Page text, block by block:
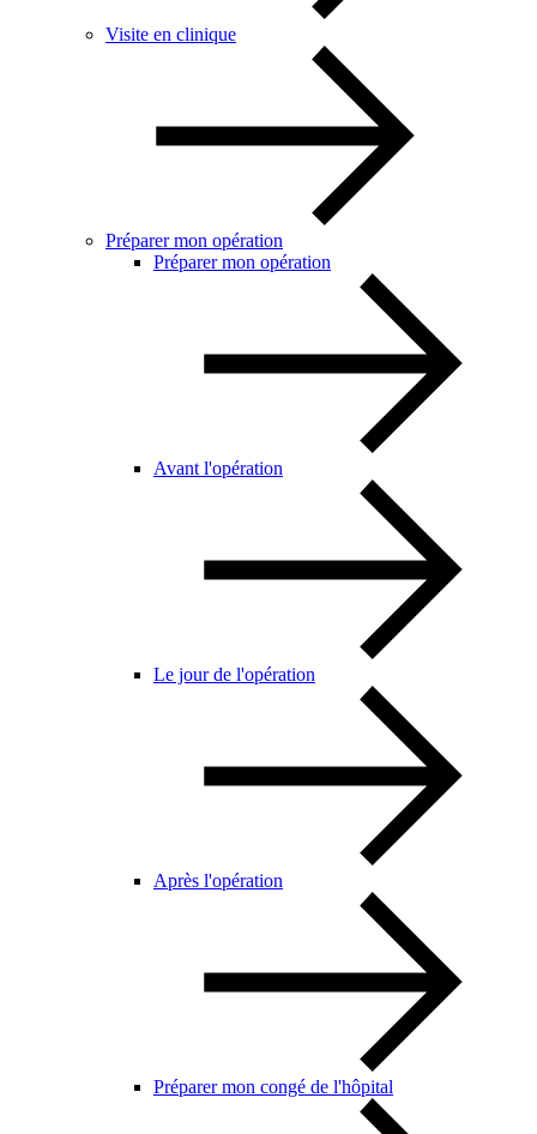
Visite en clinique
Préparer mon opération
Préparer mon opération
Avant l'opération
Le jour de l'opération
Après l'opération
Préparer mon congé de l'hôpital